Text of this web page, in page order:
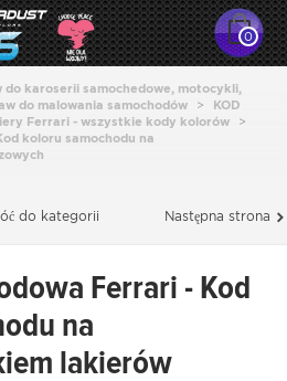
0
do karoserii samochedowe, motocykli,
do malowania samochodów >
KOD
Ferrari - wszystkie kody kolorów
>
koloru samochodu na
Następna strona
do kategorii
Ferrari - Kod
na
lakierów